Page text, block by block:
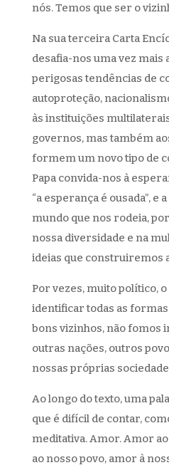
nós. Temos que ser o
Na sua terceira Carta
desafia-nos uma vez mais
perigosas tendências de
autoproteção,
às instituições
governos, mas também
formem um novo tipo de
Papa convida-nos à
“a esperança é ousada”,
mundo que nos rodeia,
nossa diversidade e na
ideias que construiremos
Por vezes, muito político, o
identificar todas as
bons vizinhos, não fomos
outras nações, outros
nossas próprias
Ao longo do texto, uma
que é difícil de contar,
meditativa. Amor. Amor
ao nosso povo, amor à